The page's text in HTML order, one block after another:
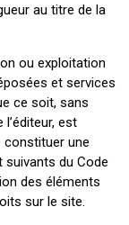
au titre de la
ou exploitation
et services
ce soit, sans
est
une
du Code
des éléments
sur le site.